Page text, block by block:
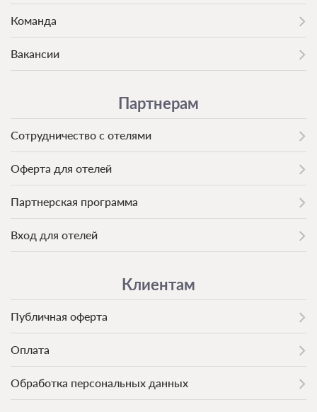
Команда
Вакансии
Партнерам
Сотрудничество с отелями
Оферта для отелей
Партнерская программа
Вход для отелей
Клиентам
Публичная оферта
Оплата
Обработка персональных данных